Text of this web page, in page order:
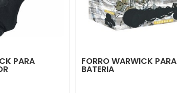
PARA FORRO WARWICK PARA
BATERIA